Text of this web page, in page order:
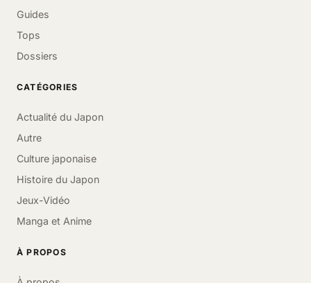
Guides
Tops
Dossiers
CATÉGORIES
Actualité du Japon
Autre
Culture japonaise
Histoire du Japon
Jeux-Vidéo
Manga et Anime
À PROPOS